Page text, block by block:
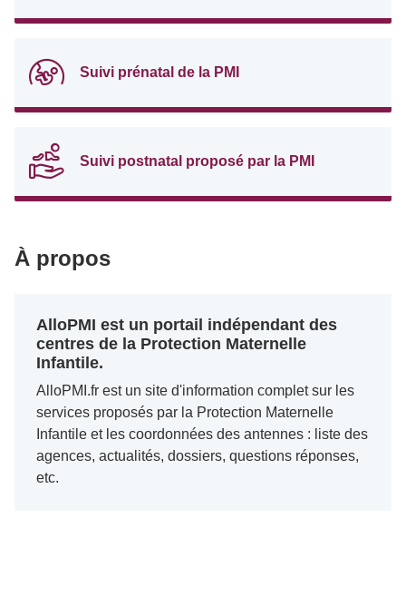
Suivi prénatal de la PMI
Suivi postnatal proposé par la PMI
À propos
AlloPMI est un portail indépendant des
centres de la Protection Maternelle
Infantile.
AlloPMI.fr est un site d'information complet sur les
services proposés par la Protection Maternelle
Infantile et les coordonnées des antennes : liste des
agences, actualités, dossiers, questions réponses,
etc.